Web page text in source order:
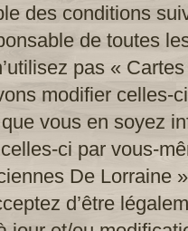
des conditions
de toutes
pas «
modifier celles-
vous en soyez
ci par vous-
De Lorraine
d’être